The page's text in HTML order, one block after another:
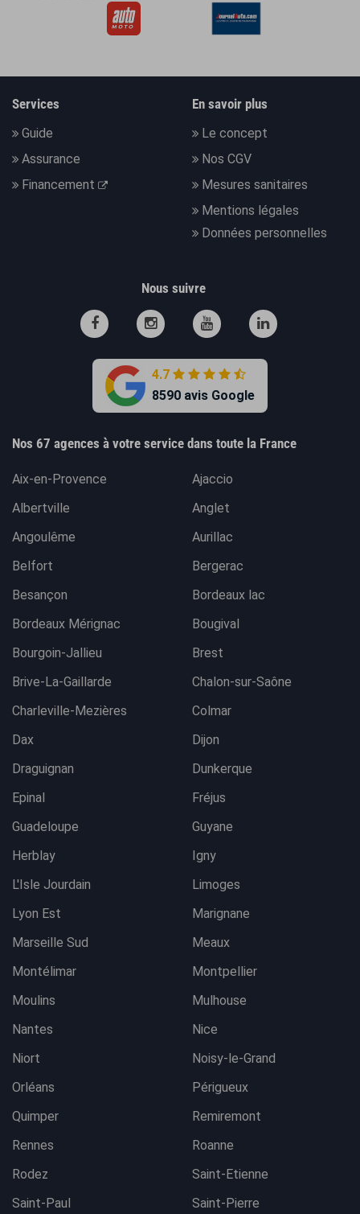
Services
Guide
Assurance
Financement
En savoir plus
Le concept
Nos CGV
Mesures sanitaires
Mentions légales
Données personnelles
Nous suivre
4.7
8590 avis Google
Nos 67 agences à votre service dans toute la France
Aix-en-Provence
Ajaccio
Albertville
Anglet
Angoulême
Aurillac
Belfort
Bergerac
Besançon
Bordeaux lac
Bordeaux Mérignac
Bougival
Bourgoin-Jallieu
Brest
Brive-La-Gaillarde
Chalon-sur-Saône
Charleville-Mezières
Colmar
Dax
Dijon
Draguignan
Dunkerque
Epinal
Fréjus
Guadeloupe
Guyane
Herblay
Igny
L'Isle Jourdain
Limoges
Lyon Est
Marignane
Marseille Sud
Meaux
Montélimar
Montpellier
Moulins
Mulhouse
Nantes
Nice
Niort
Noisy-le-Grand
Orléans
Périgueux
Quimper
Remiremont
Rennes
Roanne
Rodez
Saint-Etienne
Saint-Paul
Saint-Pierre